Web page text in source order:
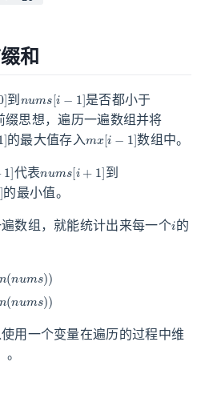
和
到 是否都小于
缀思想，遍历一遍数组并将
的最大值存入
mx[i−1]
数组中。
代表 到
的最小值。
数组，就能统计出来每一个 的
n(nums))
用一个变量在遍历的过程中维